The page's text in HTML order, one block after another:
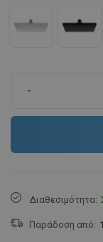
-
Διαθεσιμότητα:
Παράδοση από: